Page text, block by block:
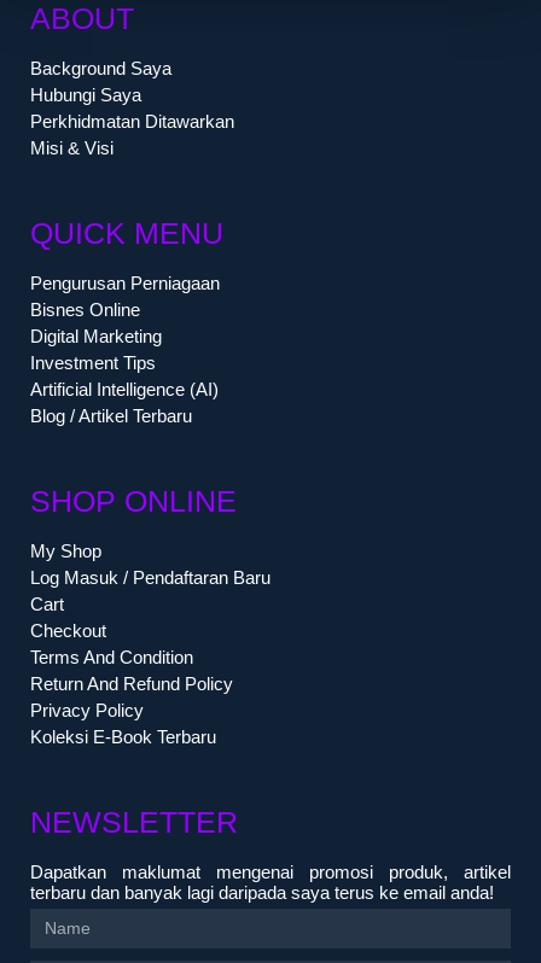
ABOUT
Background Saya
Hubungi Saya
Perkhidmatan Ditawarkan
Misi & Visi
QUICK MENU
Pengurusan Perniagaan
Bisnes Online
Digital Marketing
Investment Tips
Artificial Intelligence (AI)
Blog / Artikel Terbaru
SHOP ONLINE
My Shop
Log Masuk / Pendaftaran Baru
Cart
Checkout
Terms And Condition
Return And Refund Policy
Privacy Policy
Koleksi E-Book Terbaru
NEWSLETTER
Dapatkan maklumat mengenai promosi produk, artikel
terbaru dan banyak lagi daripada saya terus ke email anda!